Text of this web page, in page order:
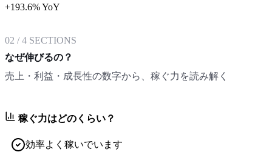
+193.6% YoY
02 /4 SECTIONS
なぜ伸びるの？
売上・利益・成長性の数字から、稼ぐ力を読み解く
稼ぐ力はどのくらい？
効率よく稼いでいます